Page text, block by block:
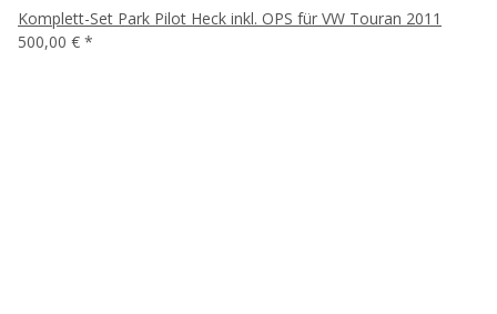
Komplett-Set Park Pilot Heck inkl. OPS für VW Touran 2011
500,00 € *